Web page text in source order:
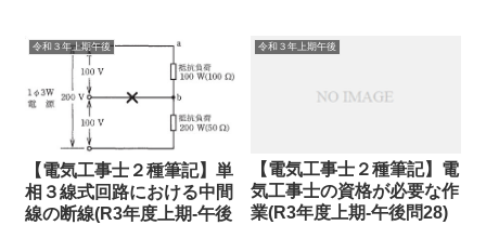
令和３年上期午後
【電気工事士２種筆記】単
相３線式回路における中間
線の断線(R3年度上期-午後
令和３年上期午後
【電気工事士２種筆記】電
気工事士の資格が必要な作
業(R3年度上期-午後問28)